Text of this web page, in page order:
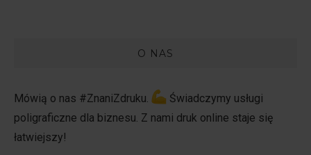
O NAS
Mówią o nas #ZnaniZdruku.
Świadczymy usługi
poligraficzne dla biznesu. Z nami druk online staje się
łatwiejszy!